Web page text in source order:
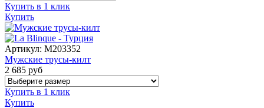
Купить в 1 клик
Купить
Артикул: M203352
Мужские трусы-килт
2 685 руб
Купить в 1 клик
Купить